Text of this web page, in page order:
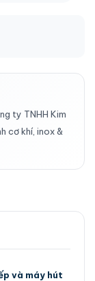
ty TNHH Kim
cơ khí, inox &
và máy hút